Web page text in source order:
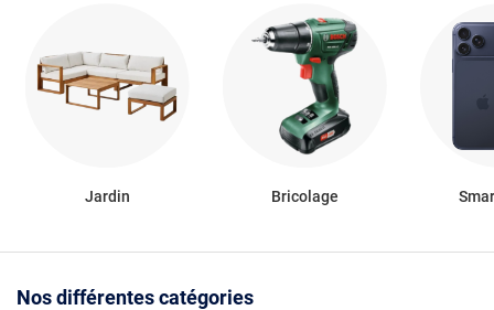
Jardin Bricolage
Nos différentes catégories